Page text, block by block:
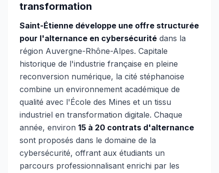
transformation
Saint-Étienne développe une offre structurée
pour l'alternance en cybersécurité dans la
région Auvergne-Rhône-Alpes. Capitale
historique de l'industrie française en pleine
reconversion numérique, la cité stéphanoise
combine un environnement académique de
qualité avec l'École des Mines et un tissu
industriel en transformation digitale. Chaque
année, environ 15 à 20 contrats d'alternance
sont proposés dans le domaine de la
cybersécurité, offrant aux étudiants un
parcours professionnalisant enrichi par les